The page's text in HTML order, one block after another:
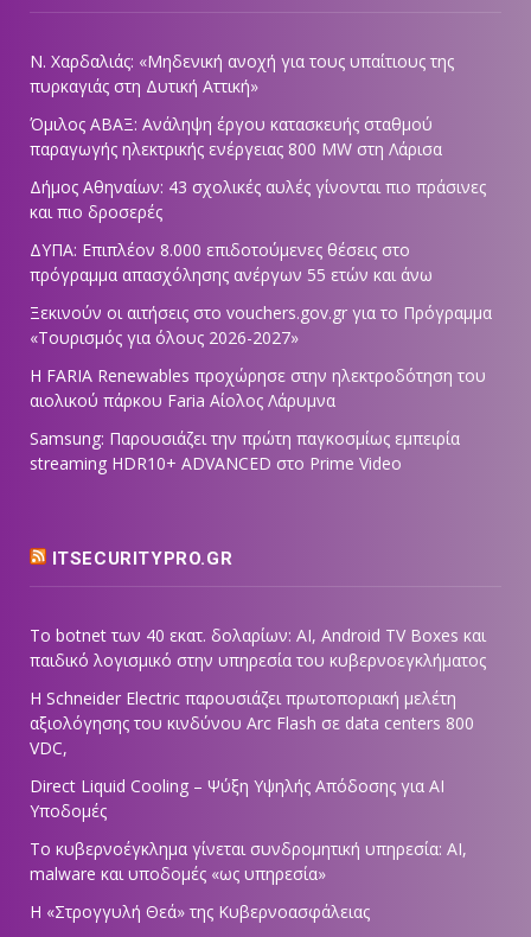
Ν. Χαρδαλιάς: «Μηδενική ανοχή για τους υπαίτιους της
πυρκαγιάς στη Δυτική Αττική»
Όμιλος ΑΒΑΞ: Ανάληψη έργου κατασκευής σταθμού
παραγωγής ηλεκτρικής ενέργειας 800 ΜW στη Λάρισα
Δήμος Αθηναίων: 43 σχολικές αυλές γίνονται πιο πράσινες
και πιο δροσερές
ΔΥΠΑ: Επιπλέον 8.000 επιδοτούμενες θέσεις στο
πρόγραμμα απασχόλησης ανέργων 55 ετών και άνω
Ξεκινούν οι αιτήσεις στο vouchers.gov.gr για το Πρόγραμμα
«Τουρισμός για όλους 2026-2027»
Η FARIA Renewables προχώρησε στην ηλεκτροδότηση του
αιολικού πάρκου Faria Αίολος Λάρυμνα
Samsung: Παρουσιάζει την πρώτη παγκοσμίως εμπειρία
streaming HDR10+ ADVANCED στο Prime Video
ITSECURITYPRO.GR
Το botnet των 40 εκατ. δολαρίων: AI, Android TV Boxes και
παιδικό λογισμικό στην υπηρεσία του κυβερνοεγκλήματος
Η Schneider Electric παρουσιάζει πρωτοποριακή μελέτη
αξιολόγησης του κινδύνου Arc Flash σε data centers 800
VDC,
Direct Liquid Cooling – Ψύξη Υψηλής Απόδοσης για AI
Υποδομές
Το κυβερνοέγκλημα γίνεται συνδρομητική υπηρεσία: AI,
malware και υποδομές «ως υπηρεσία»
Η «Στρογγυλή Θεά» της Κυβερνοασφάλειας